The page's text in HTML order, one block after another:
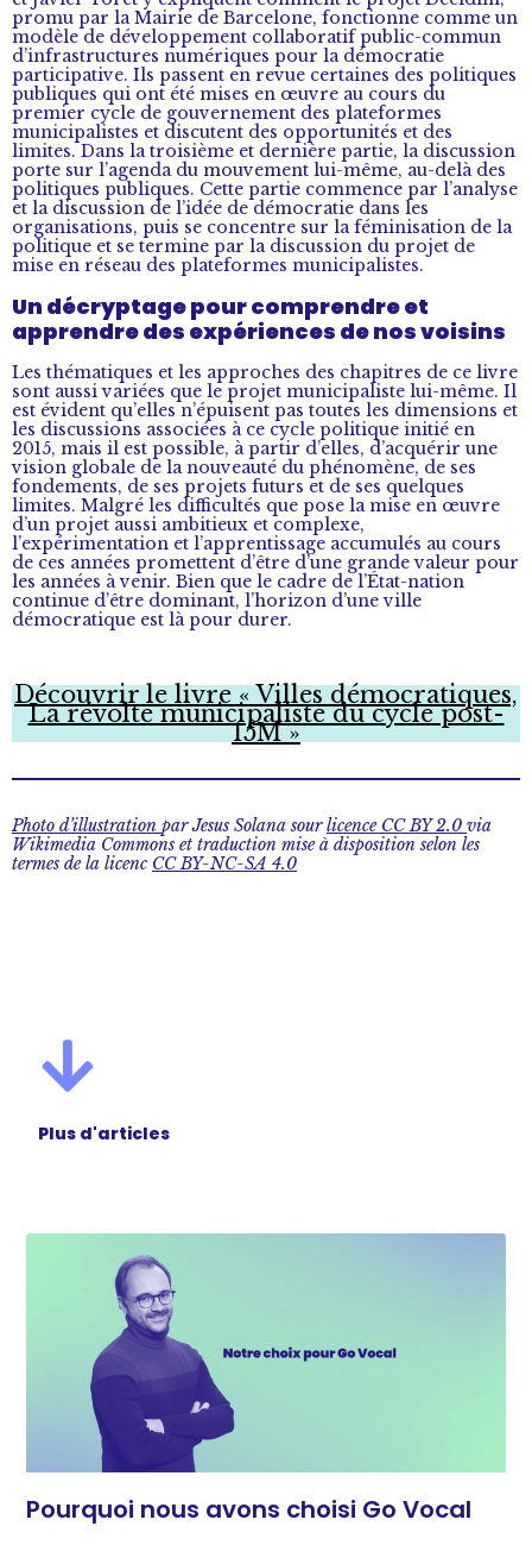
promu par la Mairie de Barcelone, fonctionne comme un
modèle de développement collaboratif public-commun
d’infrastructures numériques pour la démocratie
participative. Ils passent en revue certaines des politiques
publiques qui ont été mises en œuvre au cours du
premier cycle de gouvernement des plateformes
municipalistes et discutent des opportunités et des
limites. Dans la troisième et dernière partie, la discussion
porte sur l’agenda du mouvement lui-même, au-delà des
politiques publiques. Cette partie commence par l’analyse
et la discussion de l’idée de démocratie dans les
organisations, puis se concentre sur la féminisation de la
politique et se termine par la discussion du projet de
mise en réseau des plateformes municipalistes.
Un décryptage pour comprendre et
apprendre des expériences de nos voisins
Les thématiques et les approches des chapitres de ce livre
sont aussi variées que le projet municipaliste lui-même. Il
est évident qu’elles n’épuisent pas toutes les dimensions et
les discussions associées à ce cycle politique initié en
2015, mais il est possible, à partir d’elles, d’acquérir une
vision globale de la nouveauté du phénomène, de ses
fondements, de ses projets futurs et de ses quelques
limites. Malgré les difficultés que pose la mise en œuvre
d’un projet aussi ambitieux et complexe,
l’expérimentation et l’apprentissage accumulés au cours
de ces années promettent d’être d’une grande valeur pour
les années à venir. Bien que le cadre de l’État-nation
continue d’être dominant, l’horizon d’une ville
démocratique est là pour durer.
Découvrir le livre « Villes démocratiques,
La révolte municipaliste du cycle post-
15M »
Photo d’illustration par Jesus Solana sourlicence CC BY 2.0 via
Wikimedia Commons et traduction mise à disposition selon les
termes de la licenc CC BY-NC-SA 4.0
Plus d'articles
Pourquoi nous avons choisi Go Vocal